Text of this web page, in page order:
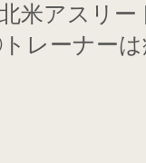
米アスリー
レーナーは